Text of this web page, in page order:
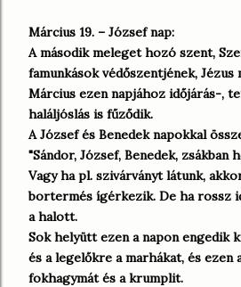
Március 19. – József nap:
A második meleget hozó szent,
famunkások védőszentjének, Jézus
Március ezen napjához időjárás-,
haláljóslás is fűződik.
A József és Benedek napokkal
"Sándor, József, Benedek, zsákban
Vagy ha pl. szivárványt látunk,
bortermés ígérkezik. De ha rossz
a halott.
Sok helyütt ezen a napon engedik
és a legelőkre a marhákat, és ezen
fokhagymát és a krumplit.